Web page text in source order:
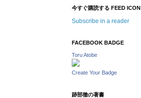
今すぐ購読する FEED ICON
Subscribe in a reader
FACEBOOK BADGE
Toru Atobe
Create Your Badge
跡部徹の著書